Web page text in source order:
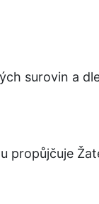
surovin a
propůjčuje